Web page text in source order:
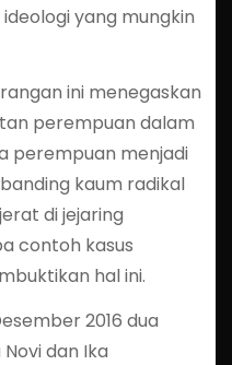
yang mungkin
ini menegaskan
perempuan dalam
perempuan menjadi
kaum radikal
di jejaring
contoh kasus
hal ini.
2016 dua
dan Ika